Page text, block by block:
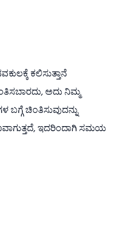
ಕಲಿಸುತ್ತಾನೆ
ಅದು ನಿಮ್ಮ
ಚಿಂತಿಸುವುದನ್ನು
ಇದರಿಂದಾಗಿ ಸಮಯ